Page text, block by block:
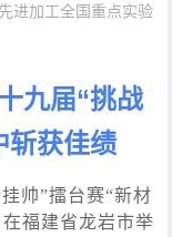
进加工全国重点实验
九届“挑战
斩获佳绩
帅”擂台赛“新材
福建省龙岩市举